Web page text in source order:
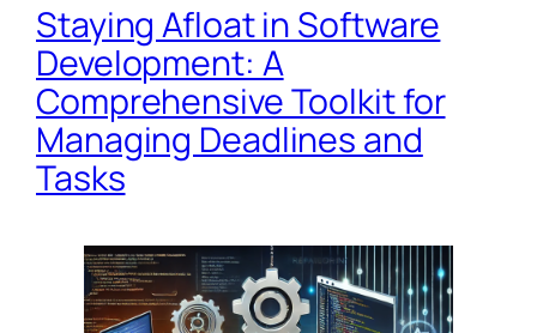
Staying Afloat in Software
Development: A
Comprehensive Toolkit for
Managing Deadlines and
Tasks